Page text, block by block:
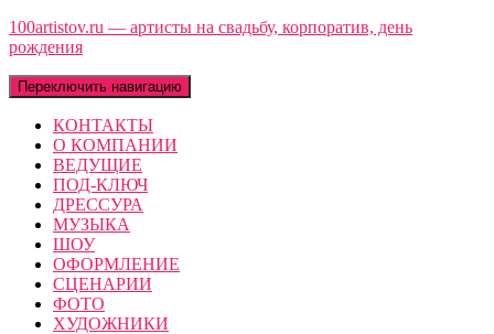
100artistov.ru — артисты на свадьбу, корпоратив, день
рождения
Переключить навигацию
КОНТАКТЫ
О КОМПАНИИ
ВЕДУЩИЕ
ПОД-КЛЮЧ
ДРЕССУРА
МУЗЫКА
ШОУ
ОФОРМЛЕНИЕ
СЦЕНАРИИ
ФОТО
ХУДОЖНИКИ